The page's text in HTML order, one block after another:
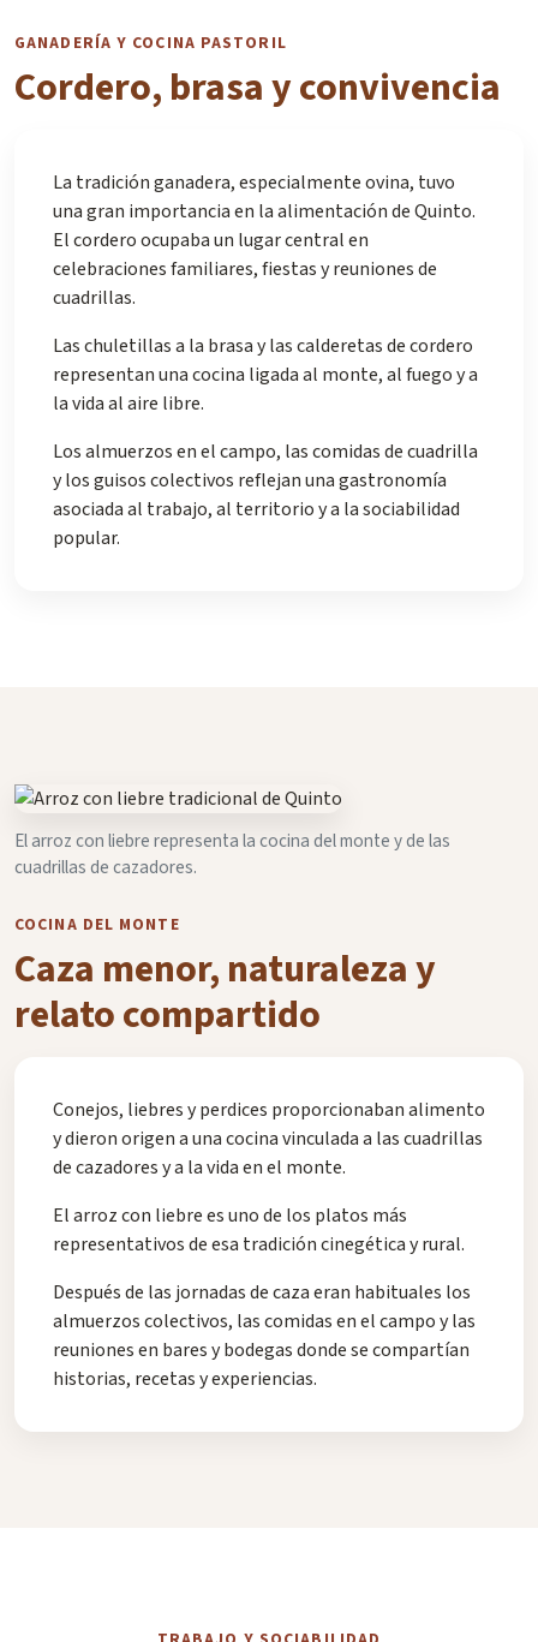
GANADERÍA Y COCINA PASTORIL
Cordero, brasa y convivencia
La tradición ganadera, especialmente ovina, tuvo
una gran importancia en la alimentación de Quinto.
El cordero ocupaba un lugar central en
celebraciones familiares, fiestas y reuniones de
cuadrillas.
Las chuletillas a la brasa y las calderetas de cordero
representan una cocina ligada al monte, al fuego y a
la vida al aire libre.
Los almuerzos en el campo, las comidas de cuadrilla
y los guisos colectivos reflejan una gastronomía
asociada al trabajo, al territorio y a la sociabilidad
popular.
El arroz con liebre representa la cocina del monte y de las
cuadrillas de cazadores.
COCINA DEL MONTE
Caza menor, naturaleza y
relato compartido
Conejos, liebres y perdices proporcionaban alimento
y dieron origen a una cocina vinculada a las cuadrillas
de cazadores y a la vida en el monte.
El arroz con liebre es uno de los platos más
representativos de esa tradición cinegética y rural.
Después de las jornadas de caza eran habituales los
almuerzos colectivos, las comidas en el campo y las
reuniones en bares y bodegas donde se compartían
historias, recetas y experiencias.